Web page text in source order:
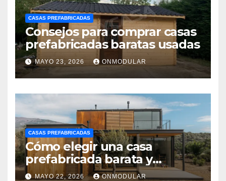
CASAS PREFABRICADAS
Consejos para comprar casas
prefabricadas baratas usadas
MAYO 23, 2026 ONMODULAR
CASAS PREFABRICADAS
Cómo elegir una casa
prefabricada barata y
moderna
MAYO 22, 2026 ONMODULAR